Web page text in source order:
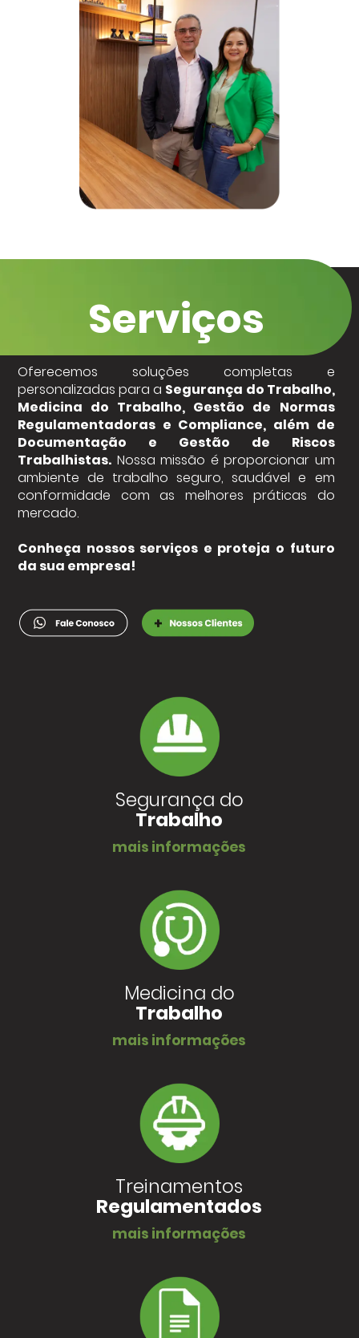
Serviços
Oferecemos soluções completas e
personalizadas para a Segurança do Trabalho,
Medicina do Trabalho, Gestão de Normas
Regulamentadoras e Compliance, além de
Documentação e Gestão de Riscos
Trabalhistas. Nossa missão é proporcionar um
ambiente de trabalho seguro, saudável e em
conformidade com as melhores práticas do
mercado.
Conheça nossos serviços e proteja o futuro
da sua empresa!
Segurança do
Trabalho
mais informações
Medicina do
Trabalho
mais informações
Treinamentos
Regulamentados
mais informações